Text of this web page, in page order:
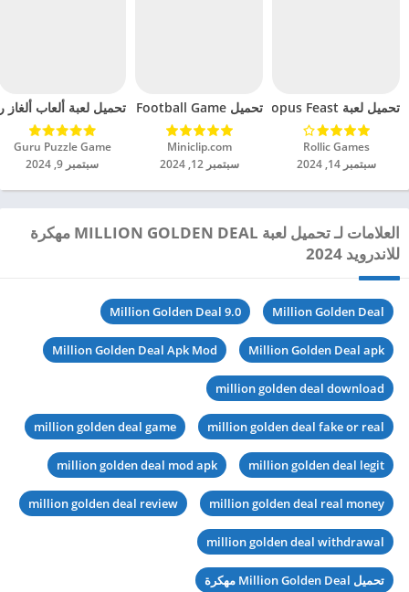
تحميل لعبة Octopus Feast مهكرة للاندرويد 2024
Rollic Games‏
سبتمبر 14, 2024
تحميل Soccer Hero PvP Football Game مهكرة للاندرويد 2024
Miniclip.com‏
سبتمبر 12, 2024
تحميل لعبة ألعاب ألغاز
Guru Puzzle Game‏
سبتمبر 9, 2024
العلامات لـ تحميل لعبة MILLION GOLDEN DEAL مهكرة
للاندرويد 2024
Million Golden Deal
Million Golden Deal 9.0
Million Golden Deal apk
Million Golden Deal Apk Mod
million golden deal download
million golden deal fake or real
million golden deal game
million golden deal legit
million golden deal mod apk
million golden deal real money
million golden deal review
million golden deal withdrawal
تحميل Million Golden Deal مهكرة